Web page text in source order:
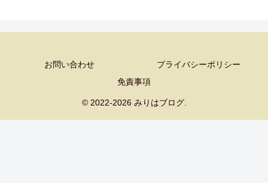
お問い合わせ
プライバシーポリシー
免責事項
© 2022-2026 みりはブログ.